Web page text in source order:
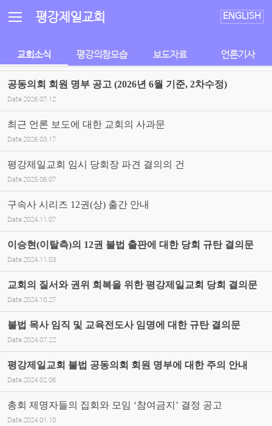
평강제일교회 ENGLISH
교회소식 평강의참모습 보도자료 언론기사
공동의회 회원 명부 공고 (2026년 6월 기준, 2차수정)
Date 2026.07.12
최근 언론 보도에 대한 교회의 사과문
Date 2026.03.17
평강제일교회 임시 당회장 파견 결의의 건
Date 2025.06.07
구속사 시리즈 12권(상) 출간 안내
Date 2024.11.07
이승현(이탈측)의 12권 불법 출판에 대한 당회 규탄 결의문
Date 2024.11.03
교회의 질서와 권위 회복을 위한 평강제일교회 당회 결의문
Date 2024.10.27
불법 목사 임직 및 교육전도사 임명에 대한 규탄 결의문
Date 2024.07.22
평강제일교회 불법 공동의회 회원 명부에 대한 주의 안내
Date 2024.02.06
총회 제명자들의 집회와 모임 ‘참여금지’ 결정 공고
Date 2024.01.10